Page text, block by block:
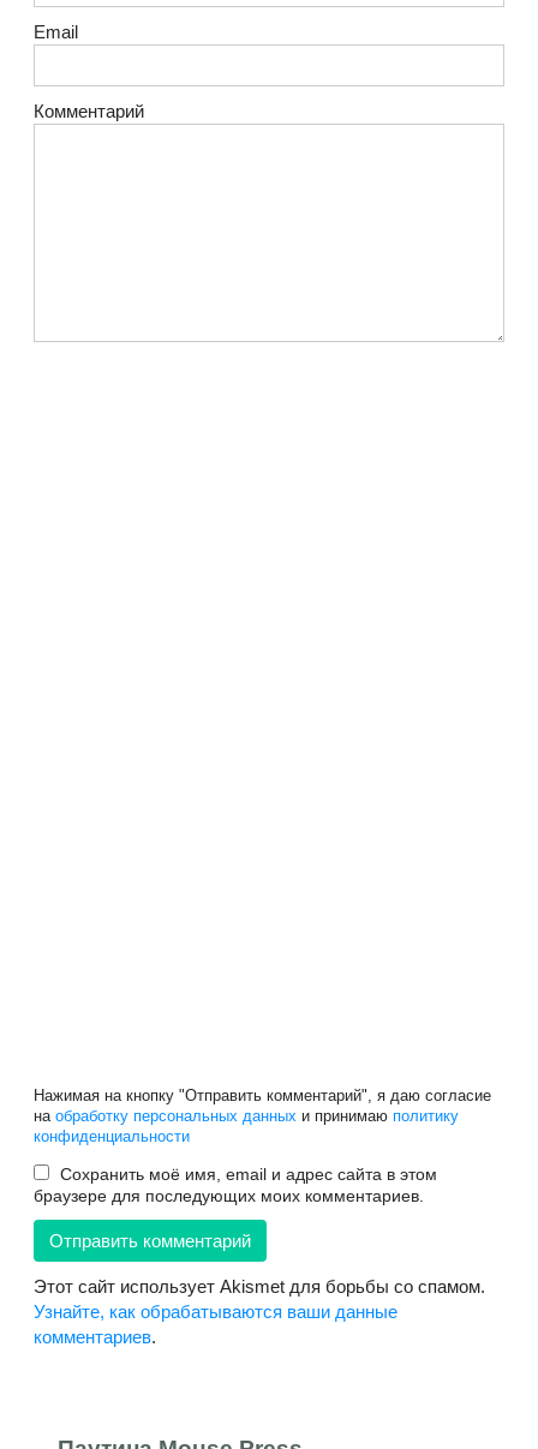
Email
Комментарий
Нажимая на кнопку "Отправить комментарий", я даю согласие
на обработку персональных данных и принимаю политику
конфиденциальности
Сохранить моё имя, email и адрес сайта в этом
браузере для последующих моих комментариев.
Этот сайт использует Akismet для борьбы со спамом.
Узнайте, как обрабатываются ваши данные
комментариев.